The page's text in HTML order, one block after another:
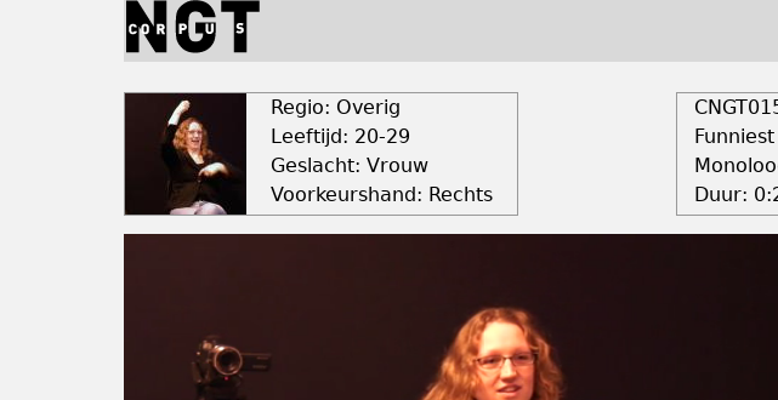
Regio: Overig
Leeftijd: 20-29
Geslacht: Vrouw
Voorkeurshand: Rechts
Duur: